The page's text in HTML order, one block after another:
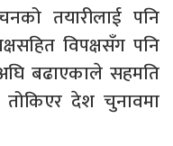
तयारीलाई पनि
विपक्षसँग पनि
बढाएकाले सहमति
तोकिएर देश चुनावमा